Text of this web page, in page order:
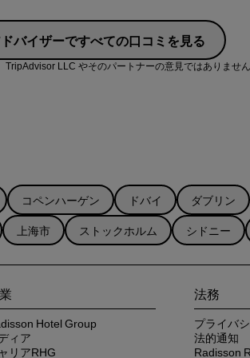
バイザーですべての口コミを見る
LLC やそのパートナーの意見ではありませ
コペンハーゲン ドバイ
ダブリン
上海市 ストックホルム シドニー
Hotel Group
ィア
リアRHG
法務
プライバ
法的通知
Radisson